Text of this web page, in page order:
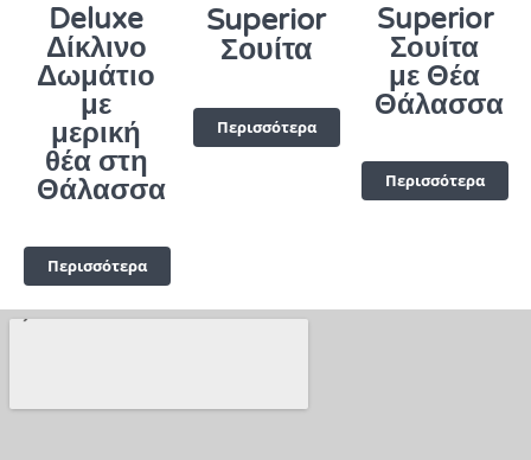
Deluxe
Δίκλινο
Δωμάτιο
με
μερική
θέα στη
Θάλασσα
Περισσότερα
Superior
Σουίτα
Περισσότερα
Superior
Σουίτα
με Θέα
Θάλασσα
Περισσότερα